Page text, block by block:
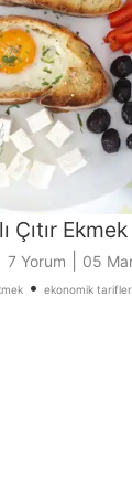
Çıtır
7 Yorum 05
• ekonomik tarifler